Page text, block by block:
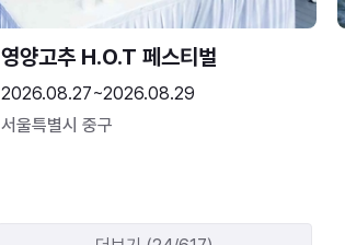
영양고추 H.O.T 페스티벌
2026.08.27~2026.08.29
서울특별시 중구